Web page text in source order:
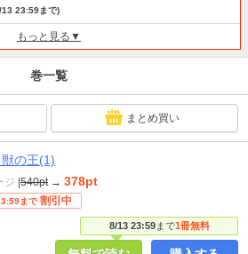
13 23:59まで)
もっと見る▼
巻一覧
まとめ買い
の王(1)
8/13 23:59まで1冊無料
ジ 540pt → 378pt
まで 割引中